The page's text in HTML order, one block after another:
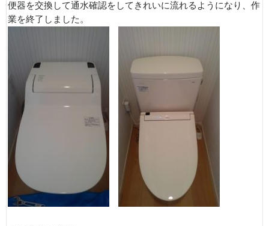
便器を交換して通水確認をしてきれいに流れるようになり、作
業を終了しました。